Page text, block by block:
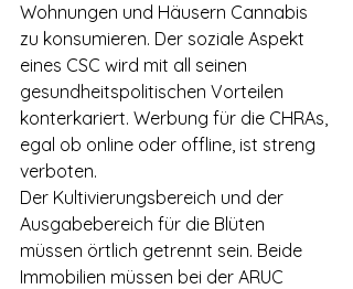
Wohnungen und Häusern Cannabis
zu konsumieren. Der soziale Aspekt
eines CSC wird mit all seinen
gesundheitspolitischen Vorteilen
konterkariert. Werbung für die CHRAs,
egal ob online oder offline, ist streng
verboten.
Der Kultivierungsbereich und der
Ausgabebereich für die Blüten
müssen örtlich getrennt sein. Beide
Immobilien müssen bei der ARUC